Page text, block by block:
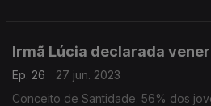
Irmã Lúcia declarada
Ep. 26
27 jun. 2023
Conceito de Santidade. 56% dos